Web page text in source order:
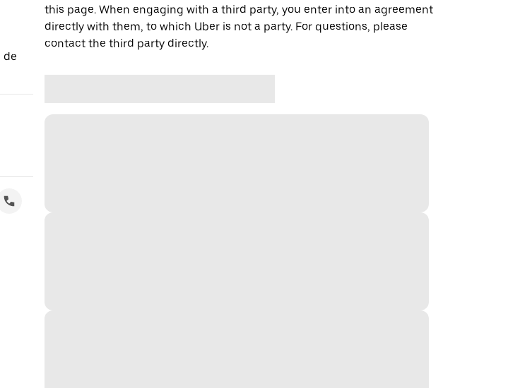
de
this page. When engaging with a third party, you enter into an agreement
directly with them, to which Uber is not a party. For questions, please
contact the third party directly.